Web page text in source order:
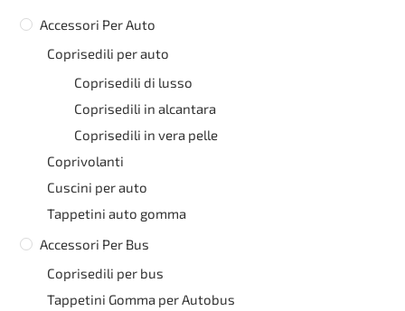
Accessori Per Auto
Coprisedili per auto
Coprisedili di lusso
Coprisedili in alcantara
Coprisedili in vera pelle
Coprivolanti
Cuscini per auto
Tappetini auto gomma
Accessori Per Bus
Coprisedili per bus
Tappetini Gomma per Autobus